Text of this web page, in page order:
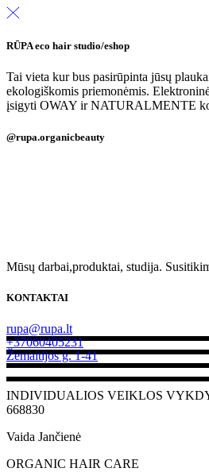
RŪPA eco hair studio/eshop
Tai vieta kur bus pasirūpinta jūsų
ekologiškomis priemonėmis.
įsigyti OWAY ir NATURALMENTE
@rupa.organicbeauty
Mūsų darbai,produktai, studija.
KONTAKTAI
rupa@rupa.lt
+37060405231
Žemaitijos g. 1-41
INDIVIDUALIOS VEIKLOS
668830
Vaida Jančienė
ORGANIC HAIR CARE